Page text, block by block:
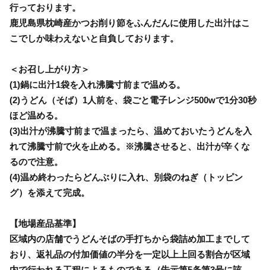
行っております。
鹿児島県枕崎産かつお削り節をふんだんに使用した出汁はこ
こでしか味わえないと自負しております。
＜お召し上がり方＞
(1)鍋に出汁1袋を入れ沸騰寸前まで温める。
(2)うどん（そば）1人前を、袋ごと電子レンジ500wで1分30秒
ほど温める。
(3)出汁が沸騰寸前まで温まったら、温めておいたうどんを入
れて沸騰寸前で火を止める。※沸騰させると、出汁が辛くな
るので注意。
(4)温め終わったらどんぶりに入れ、別袋のねぎ（トッピン
グ）を添えて完成。
【地場産品基準】
区域内の店舗でうどんそばの手打ちから袋詰め加工までして
おり、返礼品の付加価値の半分を一定以上上回る割合が区域